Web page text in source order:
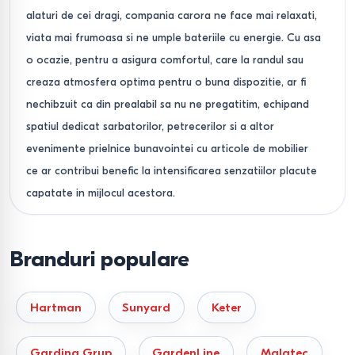
alaturi de cei dragi, compania carora ne face mai relaxati,
viata mai frumoasa si ne umple bateriile cu energie. Cu asa
o ocazie, pentru a asigura comfortul, care la randul sau
creaza atmosfera optima pentru o buna dispozitie, ar fi
nechibzuit ca din prealabil sa nu ne pregatitim, echipand
spatiul dedicat sarbatorilor, petrecerilor si a altor
evenimente prielnice bunavointei cu articole de mobilier
ce ar contribui benefic la intensificarea senzatiilor placute
capatate in mijlocul acestora.
accesorii de fiecare data diferite, care au meniri ce ar
putea sa se deosebeasca de intetiile de intrebuintare pe
care vi le-ati propus; iata de ce este obligatoriu sa
prestabiliti cu grija care sunt asteptarile dumneavostra de
la un astfel de set si la ce trebuie sa se reduca
Branduri populare
Hartman Sunyard Keter